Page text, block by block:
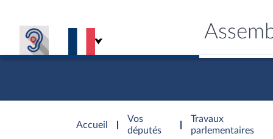
Accueil
d'accueil
Vos
députés
Travaux
parlementaires